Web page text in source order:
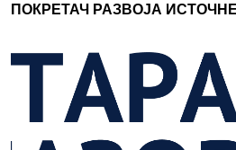
ПОКРЕТАЧ РАЗВОЈА